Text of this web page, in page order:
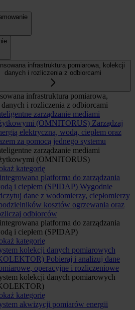
infrastruktura pomiarowa, kolekcji
danych i rozliczenia z odbiorcami
infrastruktura pomiarowa,
i rozliczenia z odbiorcami
zarządzanie mediami
(OMNITORUS) Zarządzaj
elektryczną, wodą, ciepłem oraz
za pomocą jednego systemu
zarządzanie mediami
(OMNITORUS)
kategorię
platforma do zarządzania
i ciepłem (SPIDAP) Wygodnie
dane z wodomierzy, ciepłomierzy
kosztów ogrzewania oraz
odbiorców
platforma do zarządzania
i ciepłem (SPIDAP)
kategorię
kolekcji danych pomiarowych
Pobieraj i analizuj dane
operacyjne i rozliczeniowe
kolekcji danych pomiarowych
kategorię
akwizycji pomiarów energii